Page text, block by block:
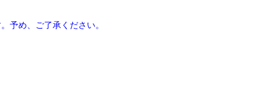
予め、ご了承ください。